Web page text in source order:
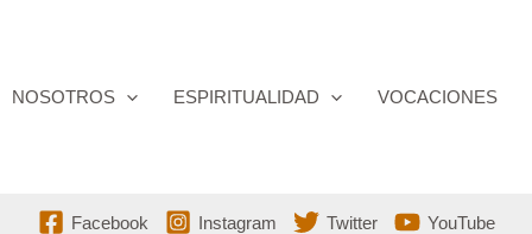
NOSOTROS ESPIRITUALIDAD VOCACIONES
Facebook Instagram Twitter YouTube